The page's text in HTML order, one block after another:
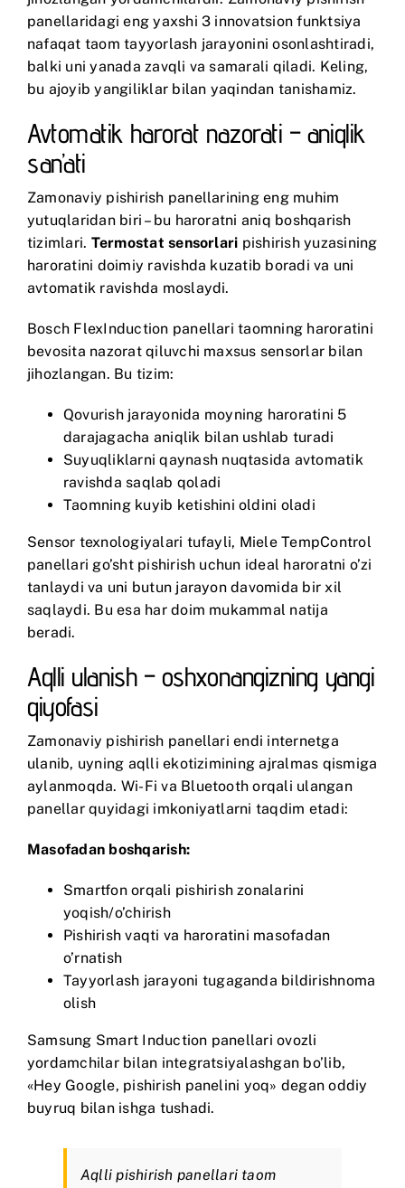
panellaridagi eng yaxshi 3 innovatsion funktsiya
nafaqat taom tayyorlash jarayonini osonlashtiradi,
balki uni yanada zavqli va samarali qiladi. Keling,
bu ajoyib yangiliklar bilan yaqindan tanishamiz.
Avtomatik harorat nazorati – aniqlik
san’ati
Zamonaviy pishirish panellarining eng muhim
yutuqlaridan biri – bu haroratni aniq boshqarish
tizimlari. Termostat sensorlari pishirish yuzasining
haroratini doimiy ravishda kuzatib boradi va uni
avtomatik ravishda moslaydi.
Bosch FlexInduction panellari taomning haroratini
bevosita nazorat qiluvchi maxsus sensorlar bilan
jihozlangan. Bu tizim:
Qovurish jarayonida moyning haroratini 5
darajagacha aniqlik bilan ushlab turadi
Suyuqliklarni qaynash nuqtasida avtomatik
ravishda saqlab qoladi
Taomning kuyib ketishini oldini oladi
Sensor texnologiyalari tufayli, Miele TempControl
panellari go’sht pishirish uchun ideal haroratni o’zi
tanlaydi va uni butun jarayon davomida bir xil
saqlaydi. Bu esa har doim mukammal natija
beradi.
Aqlli ulanish – oshxonangizning yangi
qiyofasi
Zamonaviy pishirish panellari endi internetga
ulanib, uyning aqlli ekotizimining ajralmas qismiga
aylanmoqda. Wi-Fi va Bluetooth orqali ulangan
panellar quyidagi imkoniyatlarni taqdim etadi:
Masofadan boshqarish:
Smartfon orqali pishirish zonalarini
yoqish/o’chirish
Pishirish vaqti va haroratini masofadan
o’rnatish
Tayyorlash jarayoni tugaganda bildirishnoma
olish
Samsung Smart Induction panellari ovozli
yordamchilar bilan integratsiyalashgan bo’lib,
«Hey Google, pishirish panelini yoq» degan oddiy
buyruq bilan ishga tushadi.
Aqlli pishirish panellari taom